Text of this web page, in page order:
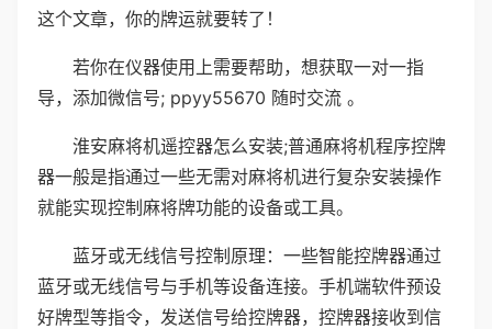
这个文章，你的牌运就要转了！
若你在仪器使用上需要帮助，想获取一对一指
导，添加微信号; ppyy55670 随时交流 。
淮安麻将机遥控器怎么安装;普通麻将机程序控牌
器一般是指通过一些无需对麻将机进行复杂安装操作
就能实现控制麻将牌功能的设备或工具。
蓝牙或无线信号控制原理：一些智能控牌器通过
蓝牙或无线信号与手机等设备连接。手机端软件预设
好牌型等指令，发送信号给控牌器，控牌器接收到信